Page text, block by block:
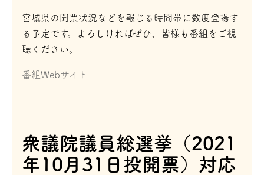
宮城県の開票状況などを報じる時間帯に数度登場す
る予定です。よろしければぜひ、皆様も番組をご視
聴ください。
番組Webサイト
衆議院議員総選挙（2021
年10月31日投開票）対応